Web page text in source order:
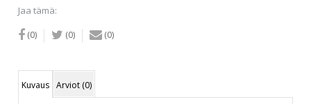
määrä
Jaa tämä:
(0) (0) (0)
Kuvaus Arviot (0)